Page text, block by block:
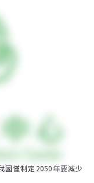
國僅制定2050年要減少